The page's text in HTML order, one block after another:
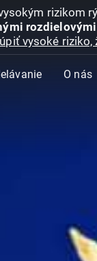
rizikom
vysoké
O nás